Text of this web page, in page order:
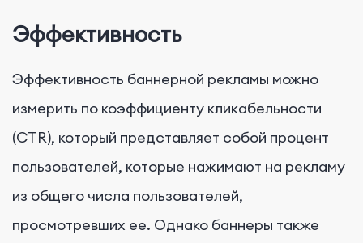
Эффективность
Эффективность баннерной рекламы можно
измерить по коэффициенту кликабельности
(CTR), который представляет собой процент
пользователей, которые нажимают на рекламу
из общего числа пользователей,
просмотревших ее. Однако баннеры также